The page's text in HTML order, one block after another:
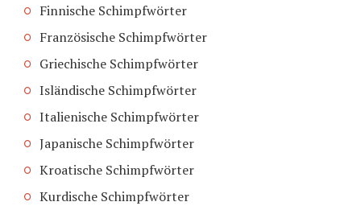
Finnische Schimpfwörter
Französische Schimpfwörter
Griechische Schimpfwörter
Isländische Schimpfwörter
Italienische Schimpfwörter
Japanische Schimpfwörter
Kroatische Schimpfwörter
Kurdische Schimpfwörter